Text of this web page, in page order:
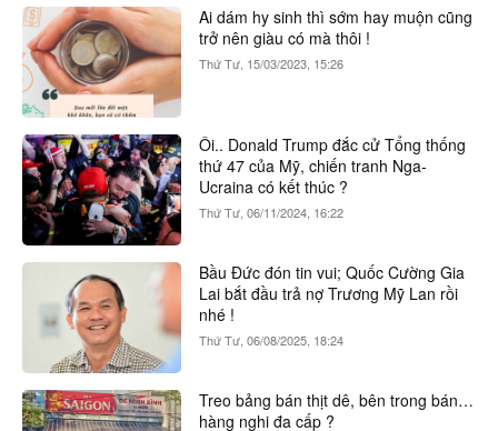
Ai dám hy sinh thì sớm hay muộn cũng
trở nên giàu có mà thôi !
Thứ Tư, 15/03/2023, 15:26
Ôi.. Donald Trump đắc cử Tổng thống
thứ 47 của Mỹ, chiến tranh Nga-
Ucraina có kết thúc ?
Thứ Tư, 06/11/2024, 16:22
Bầu Đức đón tin vui; Quốc Cường Gia
Lai bắt đầu trả nợ Trương Mỹ Lan rồi
nhé !
Thứ Tư, 06/08/2025, 18:24
Treo bảng bán thịt dê, bên trong bán…
hàng nghi đa cấp ?